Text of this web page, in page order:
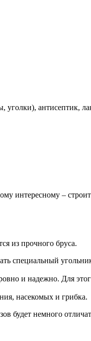
уголки), антисептик,
интересному –
из прочного бруса.
специальный
и надежно. Для
насекомых и грибка.
будет немного